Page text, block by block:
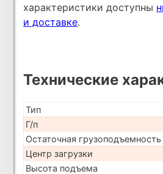
характеристики доступны
и доставке.
Технические
Тип
Г/п
Остаточная грузоподъемность
Центр загрузки
Высота подъема